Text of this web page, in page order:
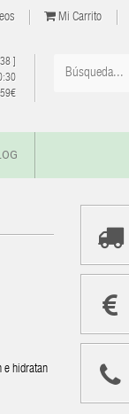
Mi Carrito
59€
e hidratan